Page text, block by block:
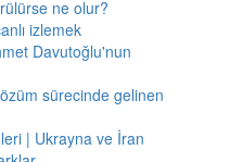
ne olur?
izlemek
Davutoğlu'nun
sürecinde gelinen
| Ukrayna ve İran